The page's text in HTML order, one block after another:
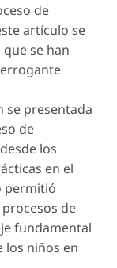
de
artículo se
se han
se presentada
de
los
en el
permitió
de
fundamental
los niños en